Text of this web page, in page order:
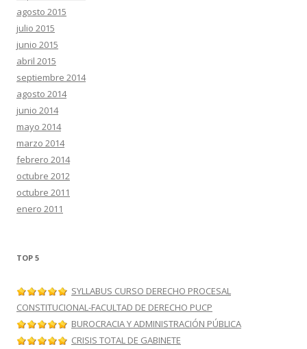
agosto 2015
julio 2015
junio 2015
abril 2015
septiembre 2014
agosto 2014
junio 2014
mayo 2014
marzo 2014
febrero 2014
octubre 2012
octubre 2011
enero 2011
TOP 5
SYLLABUS CURSO DERECHO PROCESAL
CONSTITUCIONAL-FACULTAD DE DERECHO PUCP
BUROCRACIA Y ADMINISTRACIÓN PÚBLICA
CRISIS TOTAL DE GABINETE